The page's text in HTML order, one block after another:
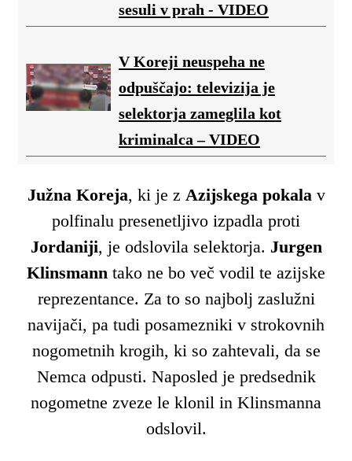
sesuli v prah - VIDEO
V Koreji neuspeha ne
odpuščajo: televizija je
selektorja zameglila kot
kriminalca – VIDEO
Južna Koreja, ki je z Azijskega pokalav
polfinalu presenetljivo izpadla proti
Jordaniji, je odslovila selektorja. Jurgen
Klinsmann tako ne bo več vodil te azijske
reprezentance. Za to so najbolj zaslužni
navijači, pa tudi posamezniki v strokovnih
nogometnih krogih, ki so zahtevali, da se
Nemca odpusti. Naposled je predsednik
nogometne zveze le klonil in Klinsmanna
odslovil.